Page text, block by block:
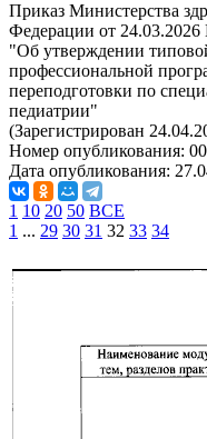
Приказ Министерства
Федерации от
"Об утверждении
профессиональной
переподготовки по
педиатрии"
(Зарегистрирован
Номер опубликования:
Дата опубликования:
1 10 20 50 ВСЕ
1 ... 29 30 31 32 33 34